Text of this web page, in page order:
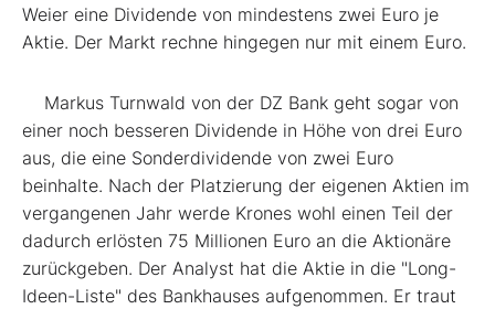
Weier eine Dividende von mindestens zwei Euro je
Aktie. Der Markt rechne hingegen nur mit einem Euro.
Markus Turnwald von der DZ Bank geht sogar von
einer noch besseren Dividende in Höhe von drei Euro
aus, die eine Sonderdividende von zwei Euro
beinhalte. Nach der Platzierung der eigenen Aktien im
vergangenen Jahr werde Krones wohl einen Teil der
dadurch erlösten 75 Millionen Euro an die Aktionäre
zurückgeben. Der Analyst hat die Aktie in die "Long-
Ideen-Liste" des Bankhauses aufgenommen. Er traut